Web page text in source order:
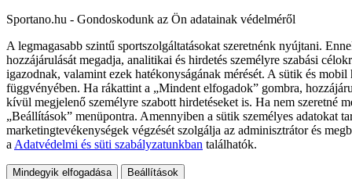
Sportano.hu - Gondoskodunk az Ön adatainak védelméről
A legmagasabb szintű sportszolgáltatásokat szeretnénk nyújtani.
hozzájárulását megadja, analitikai és hirdetés személyre szabási
igazodnak, valamint ezek hatékonyságának mérését. A sütik és
függvényében. Ha rákattint a „Mindent elfogadok” gombra,
kívül megjelenő személyre szabott hirdetéseket is. Ha nem szeretné
„Beállítások” menüpontra. Amennyiben a sütik személyes adatokat
marketingtevékenységek végzését szolgálja az adminisztrátor és
a Adatvédelmi és süti szabályzatunkban találhatók.
Mindegyik elfogadása Beállítások